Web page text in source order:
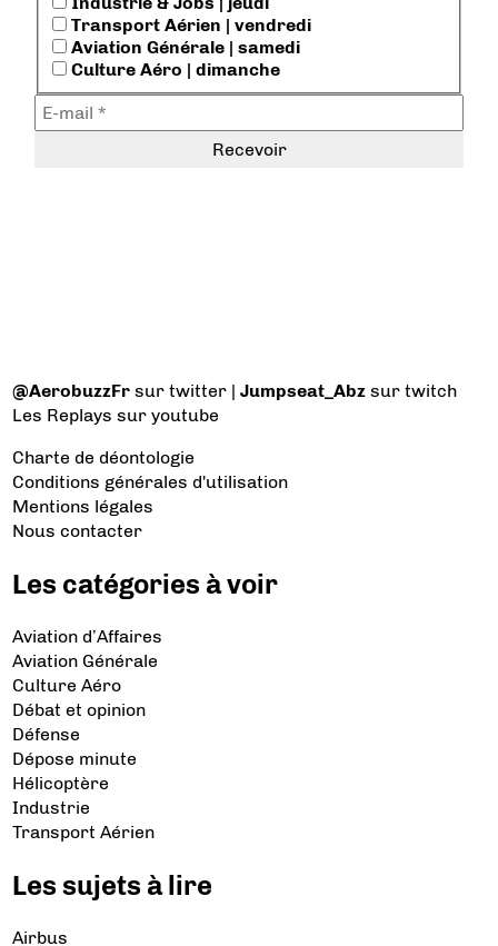
Transport Aérien | vendredi
Aviation Générale | samedi
Culture Aéro | dimanche
@AerobuzzFr sur twitter |Jumpseat_Abz sur twitch
Les Replays sur youtube
Charte de déontologie
Conditions générales d'utilisation
Mentions légales
Nous contacter
Les catégories à voir
Aviation d’Affaires
Aviation Générale
Culture Aéro
Débat et opinion
Défense
Dépose minute
Hélicoptère
Industrie
Transport Aérien
Les sujets à lire
Airbus